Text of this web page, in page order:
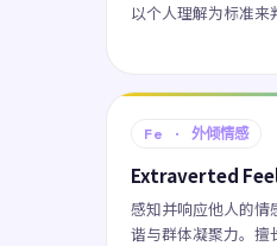
以个人理解为标准来
Fe · 外倾情感
Extraverted
感知并响应他人的情
谐与群体凝聚力。擅